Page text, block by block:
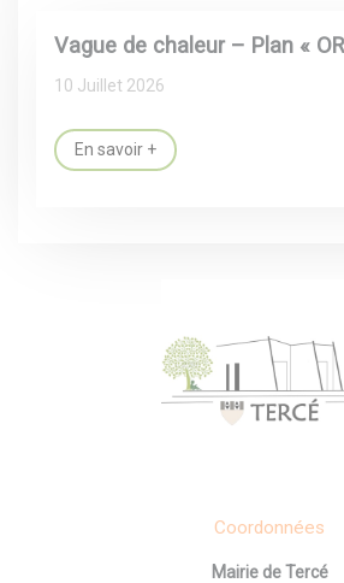
Vague de chaleur – Plan «
10 Juillet 2026
En savoir +
Coordonnées
Mairie de Tercé